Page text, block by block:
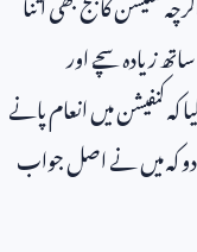
زیادہ سچے اور
کنفیشن میں انعام پانے
کہ میں نے اصل جواب